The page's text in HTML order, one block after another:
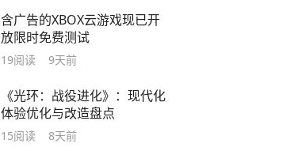
含广告的XBOX云游戏现已开
放限时免费测试
19阅读 9天前
《光环：战役进化》：现代化
体验优化与改造盘点
15阅读 8天前